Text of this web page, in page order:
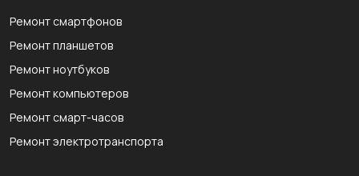
Ремонт смартфонов
Ремонт планшетов
Ремонт ноутбуков
Ремонт компьютеров
Ремонт смарт-часов
Ремонт электротранспорта